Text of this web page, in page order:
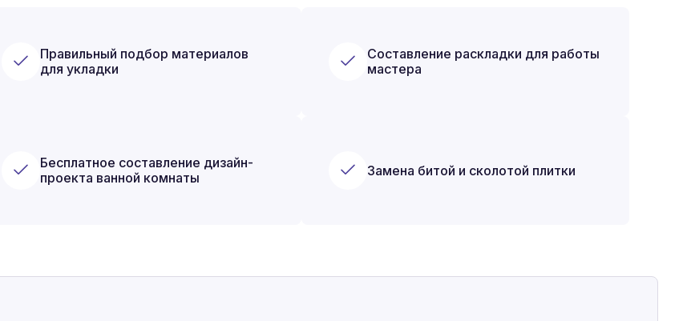
Правильный подбор материалов
для укладки
Составление раскладки для работы
мастера
Бесплатное составление дизайн-
проекта ванной комнаты
Замена битой и сколотой плитки